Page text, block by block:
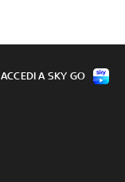
ACCEDI A SKY GO